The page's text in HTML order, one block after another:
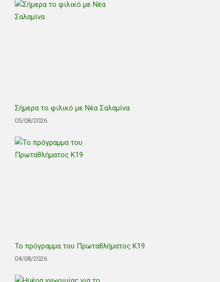
Σήμερα το φιλικό με Νέα Σαλαμίνα
05/08/2026
Το πρόγραμμα του Πρωταθλήματος Κ19
04/08/2026